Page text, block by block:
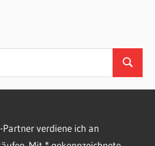
Suchen
Partner verdiene ich an